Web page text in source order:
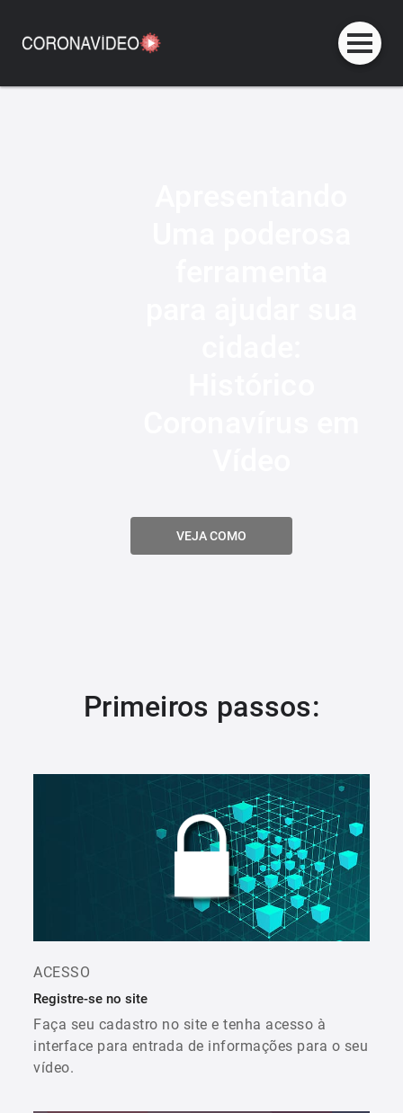
VEJA COMO
Primeiros passos:
ACESSO
Registre-se no site
Faça seu cadastro no site e tenha acesso à
interface para entrada de informações para o seu
vídeo.